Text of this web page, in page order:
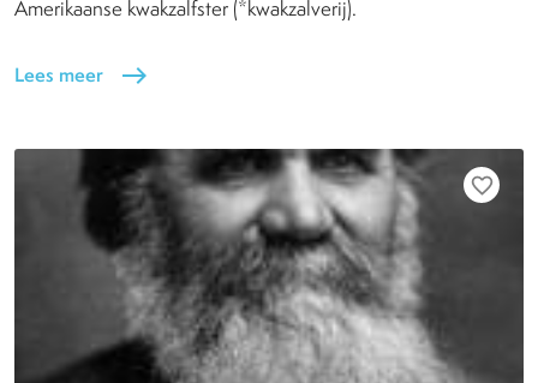
Amerikaanse kwakzalfster (*kwakzalverij).
Lees meer east
favorite_border